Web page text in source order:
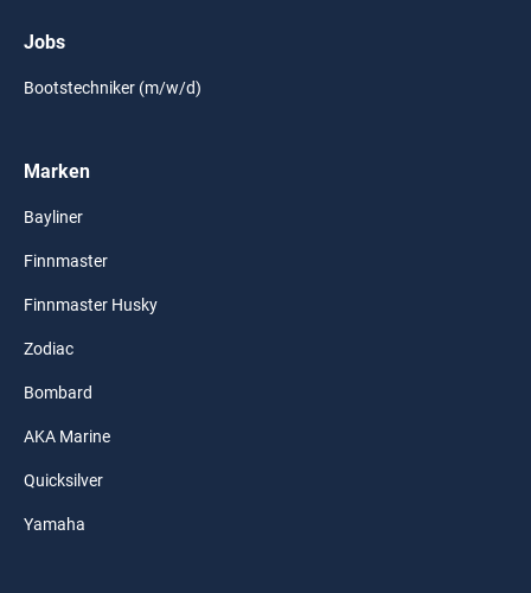
Jobs
Bootstechniker (m/w/d)
Marken
Bayliner
Finnmaster
Finnmaster Husky
Zodiac
Bombard
AKA Marine
Quicksilver
Yamaha